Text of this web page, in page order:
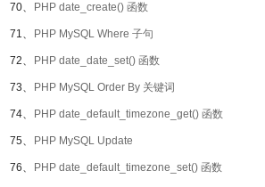
70、 PHP date_create() 函数
71、 PHP MySQL Where 子句
72、 PHP date_date_set() 函数
73、 PHP MySQL Order By 关键词
74、 PHP date_default_timezone_get() 函数
75、 PHP MySQL Update
76、 PHP date_default_timezone_set() 函数